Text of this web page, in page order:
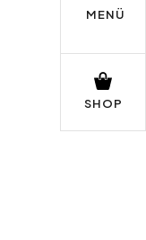
MENÜ
SHOP